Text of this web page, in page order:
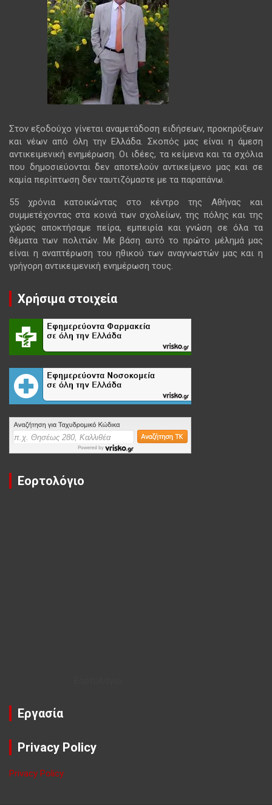
Στον εξοδούχο γίνεται αναμετάδοση ειδήσεων, προκηρύξεων
και νέων από όλη την Ελλάδα. Σκοπός μας είναι η άμεση
αντικειμενική ενημέρωση. Οι ιδέες, τα κείμενα και τα σχόλια
που δημοσιεύονται δεν αποτελούν αντικείμενο μας και σε
καμία περίπτωση δεν ταυτιζόμαστε με τα παραπάνω.
55 χρόνια κατοικώντας στο κέντρο της Αθήνας και
συμμετέχοντας στα κοινά των σχολείων, της πόλης και της
χώρας αποκτήσαμε πείρα, εμπειρία και γνώση σε όλα τα
θέματα των πολιτών. Με βάση αυτό το πρώτο μέλημά μας
είναι η αναπτέρωση του ηθικού των αναγνωστών μας και η
γρήγορη αντικειμενική ενημέρωση τους.
Χρήσιμα στοιχεία
Εορτολόγιο
Εργασία
Privacy Policy
Privacy Policy